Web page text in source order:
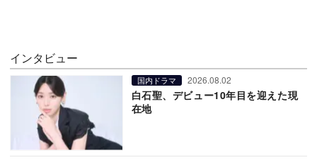
インタビュー
国内ドラマ 2026.08.02
白石聖、デビュー10年目を迎えた現
在地